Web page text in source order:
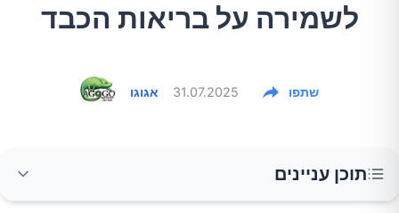
לשמירה על בריאות הכבד
אגוגו 31.07.2025 שתפו
תוכן עניינים